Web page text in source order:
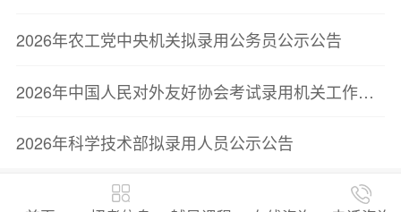
2026年农工党中央机关拟录用公务员公示公告
2026年中国人民对外友好协会考试录用机关工作人员拟录用人员公示
2026年科学技术部拟录用人员公示公告